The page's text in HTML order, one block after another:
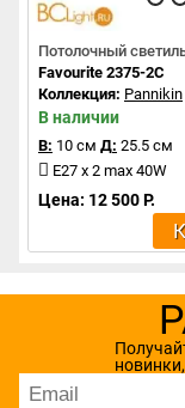
Потолочный
Favourite 2375-2C
Коллекция: Pannikin
В наличии
В: 10 см Д: 25.5 см
E27 x 2 max 40W
Цена: 12 500 Р.